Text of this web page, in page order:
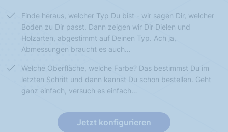
Finde heraus, welcher Typ Du bist - wir sagen Dir, welcher
Boden zu Dir passt. Dann zeigen wir Dir Dielen und
Holzarten, abgestimmt auf Deinen Typ. Ach ja,
Abmessungen braucht es auch…
Welche Oberfläche, welche Farbe? Das bestimmst Du im
letzten Schritt und dann kannst Du schon bestellen. Geht
ganz einfach, versuch es einfach…
Jetzt konfigurieren